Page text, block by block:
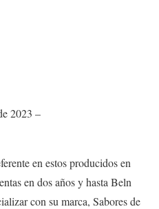
2023 –
en estos producidos en
en dos años y hasta Beln
con su marca, Sabores de